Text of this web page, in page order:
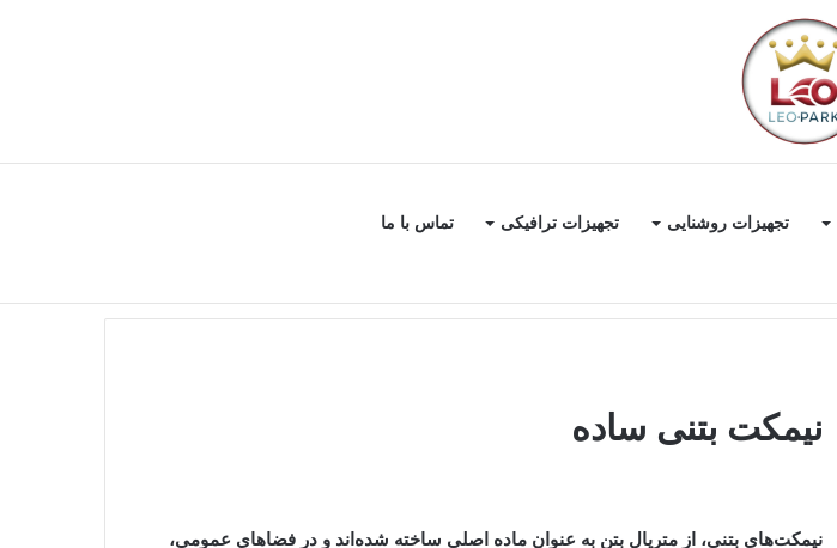
تجهیزات روشنایی تجهیزات ترافیکی تماس با ما
نیمکت بتنی ساده
نیمکت‌های بتنی، از متریال بتن به عنوان ماده اصلی ساخته شده‌اند و در فضاهای عمومی،